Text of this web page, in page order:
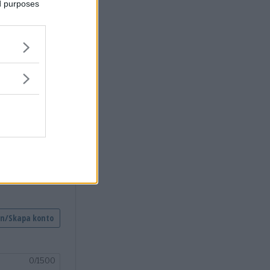
purposes